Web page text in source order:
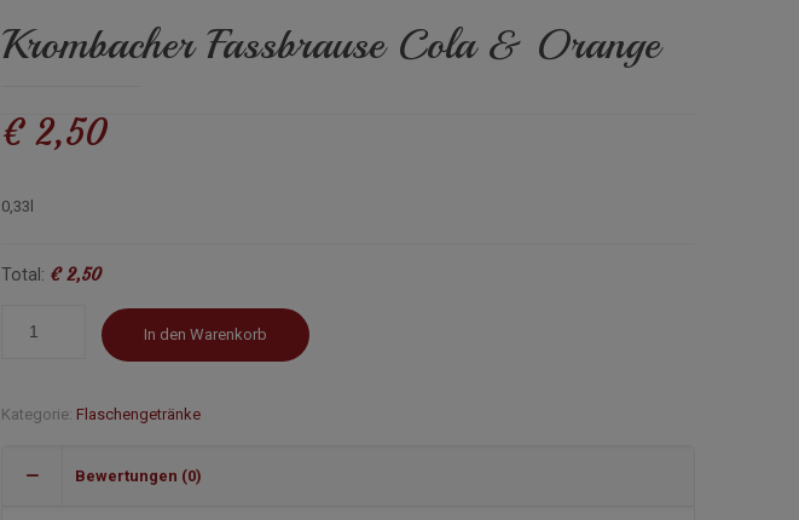
Krombacher Fassbrause Cola & Orange
€2,50
0,33l
Total: € 2,50
In den Warenkorb
Kategorie: Flaschengetränke
Bewertungen (0)